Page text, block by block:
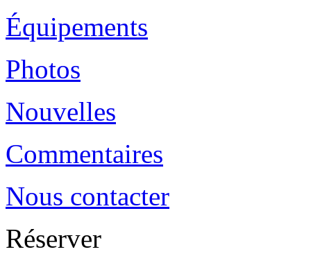
Équipements
Photos
Nouvelles
Commentaires
Nous contacter
Réserver